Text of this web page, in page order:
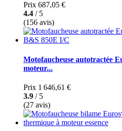
Prix 687,05 €
4.4 / 5
(156 avis)
Motofaucheuse autotractée
moteur...
Prix 1 646,61 €
3.9 / 5
(27 avis)